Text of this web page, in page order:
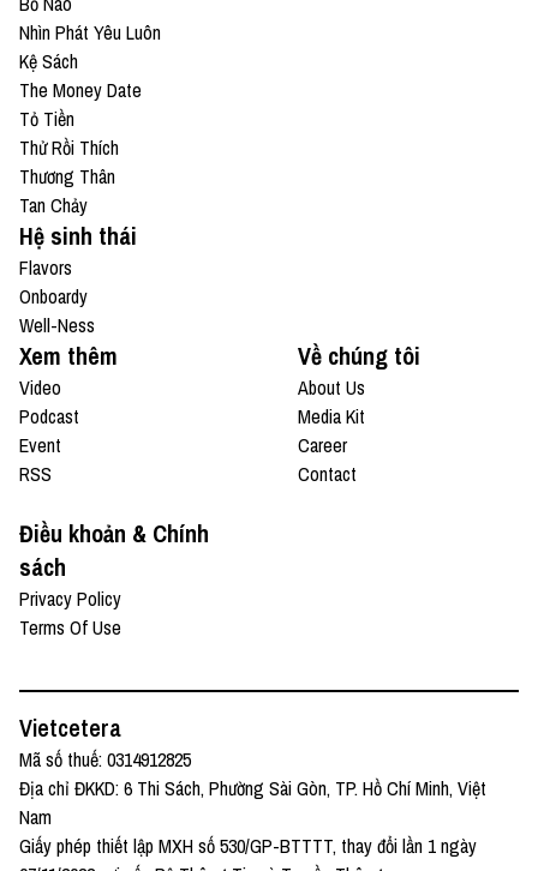
Nhìn Phát Yêu Luôn
Kệ Sách
The Money Date
Tỏ Tiền
Thử Rồi Thích
Thương Thân
Tan Chảy
Hệ sinh thái
Flavors
Onboardy
Well-Ness
Xem thêm
Video
Podcast
Event
RSS
Về chúng tôi
About Us
Media Kit
Career
Contact
Điều khoản & Chính
sách
Privacy Policy
Terms Of Use
Vietcetera
Mã số thuế: 0314912825
Địa chỉ ĐKKD: 6 Thi Sách, Phường Sài Gòn, TP. Hồ Chí Minh, Việt
Nam
Giấy phép thiết lập MXH số 530/GP-BTTTT, thay đổi lần 1 ngày